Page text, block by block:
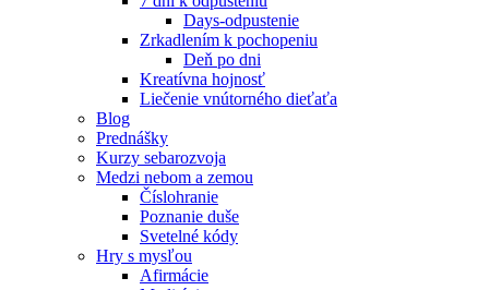
Days-odpustenie
Zrkadlením k pochopeniu
Deň po dni
Kreatívna hojnosť
Liečenie vnútorného dieťaťa
Blog
Prednášky
Kurzy sebarozvoja
Medzi nebom a zemou
Číslohranie
Poznanie duše
Svetelné kódy
Hry s mysľou
Afirmácie